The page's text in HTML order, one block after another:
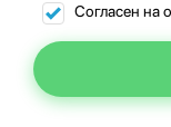
Согласен на